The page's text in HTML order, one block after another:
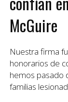
McGuire
Nuestra firma
honorarios de
hemos pasado
familias